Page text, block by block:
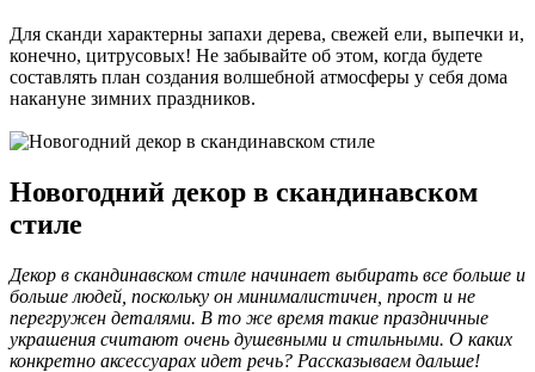
Для сканди характерны запахи дерева, свежей ели, выпечки и,
конечно, цитрусовых! Не забывайте об этом, когда будете
составлять план создания волшебной атмосферы у себя дома
накануне зимних праздников.
Новогодний декор в скандинавском
стиле
Декор в скандинавском стиле начинает выбирать все больше и
больше людей, поскольку он минималистичен, прост и не
перегружен деталями. В то же время такие праздничные
украшения считают очень душевными и стильными. О каких
конкретно аксессуарах идет речь? Рассказываем дальше!